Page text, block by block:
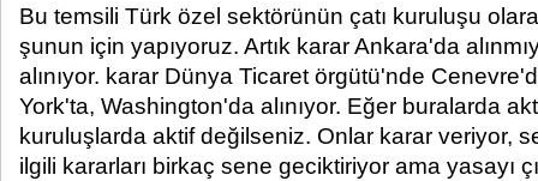
Bu temsili Türk özel sektörünün çatı kuruluşu
şunun için yapıyoruz. Artık karar Ankara'da
alınıyor. karar Dünya Ticaret örgütü'nde
York'ta, Washington'da alınıyor. Eğer buralarda
kuruluşlarda aktif değilseniz. Onlar karar veriyor,
ilgili kararları birkaç sene geciktiriyor ama yasayı